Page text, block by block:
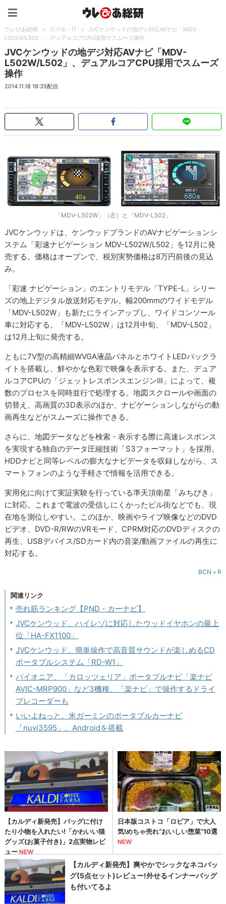
ウレぴあ総研 > スマホ・IT >
JVCケンウッドの地デジ対応AVナビ「MDV-
L502W/L502」、デュアルコアCPU採用でスムーズ操作
JVCケンウッドの地デジ対応AVナビ「MDV-
L502W/L502」、デュアルコアCPU採用でスムーズ
操作
2014.11.18 18:35配信
「MDV-L502W」（左）と「MDV-L502」
JVCケンウッドは、ケンウッドブランドのAVナビゲーションシ
ステム「彩速ナビゲーション MDV-L502W/L502」を12月に発
売する。価格はオープンで、税別実勢価格は8万円前後の見込
み。
「彩速 ナビゲーション」のエントリモデル「TYPE-L」シリー
ズの地上デジタル放送対応モデル。幅200mmのワイドモデル
「MDV-L502W」も新たにラインアップし、ワイドコンソール
車に対応する。「MDV-L502W」は12月中旬、「MDV-L502」
は12月上旬に発売する。
ともに7V型の高精細WVGA液晶パネルとホワイトLEDバックラ
イトを搭載し、鮮やかな色彩で映像を表示する。また、デュア
ルコアCPUの「ジェットレスポンスエンジンIII」によって、複
数のプロセスを同時並行で処理する。地図スクロールや画面の
切替え、高画質の3D表示のほか、ナビゲーションしながらの動
画再生などがスムーズに操作できる。
さらに、地図データなどを検索・表示する際に高速レスポンス
を実現する独自のデータ圧縮技術「S3フォーマット」を採用。
HDDナビと同等レベルの膨大なナビデータを収録しながら、ス
マートフォンのような手軽さで情報を活用できる。
実用化に向けて実証実験を行っている準天頂衛星「みちびき」
に対応。これまで電波の受信しにくかったビル街などでも、現
在地を測位しやすい。このほか、映画やライブ映像などのDVD
ビデオ、DVD-R/RWのVRモード、CPRM対応のDVDディスクの
再生、USBデバイス/SDカード内の音楽/動画ファイルの再生に
対応する。
BCN＋R
関連リンク
売れ筋ランキング【PND・カーナビ】
JVCケンウッド、ハイレゾに対応したウッドイヤホンの最上
位「HA-FX1100」
JVCケンウッド、簡単操作で高音質サウンドが楽しめるCD
ポータブルシステム「RD-W1」
パイオニア、「カロッツェリア」ポータブルナビ「楽ナビ
AVIC-MRP900」など3機種、「楽ナビ」で操作するドライ
ブレコーダーも
いいよねっと、米ガーミンのポータブルカーナビ
「nuvi3595」、Androidを搭載